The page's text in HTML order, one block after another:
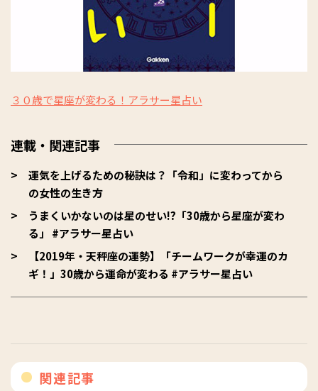
３０歳で星座が変わる！アラサー星占い
連載・関連記事
運気を上げるための秘訣は？「令和」に変わってから
の女性の生き方
うまくいかないのは星のせい!?「30歳から星座が変わ
る」 #アラサー星占い
【2019年・天秤座の運勢】「チームワークが幸運のカ
ギ！」30歳から運命が変わる #アラサー星占い
関連記事